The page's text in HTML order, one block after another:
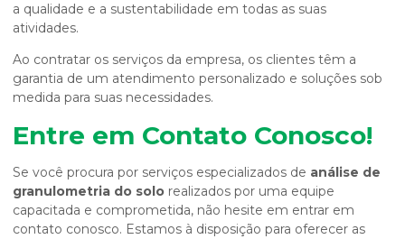
a qualidade e a sustentabilidade em todas as suas
atividades.
Ao contratar os serviços da empresa, os clientes têm a
garantia de um atendimento personalizado e soluções sob
medida para suas necessidades.
Entre em Contato Conosco!
Se você procura por serviços especializados de análise de
granulometria do solo realizados por uma equipe
capacitada e comprometida, não hesite em entrar em
contato conosco. Estamos à disposição para oferecer as